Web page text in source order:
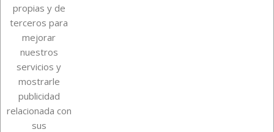
propias y de
terceros para
mejorar
nuestros
servicios y
mostrarle
publicidad
relacionada con
sus